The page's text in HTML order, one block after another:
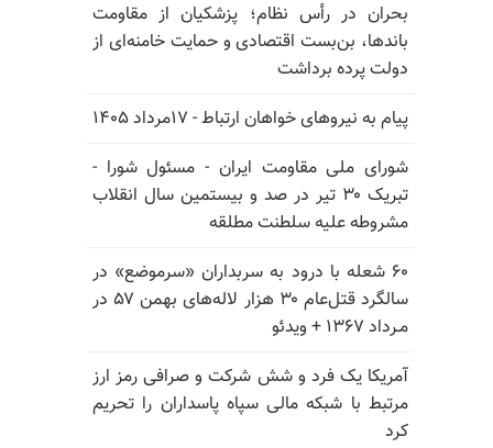
بحران در رأس نظام؛ پزشکیان از مقاومت
باندها، بن‌بست اقتصادی و حمایت خامنه‌ای از
دولت پرده برداشت
پیام به نیروهای خواهان ارتباط - ۱۷مرداد ۱۴۰۵
شورای ملی مقاومت ایران - مسئول شورا -
تبریک ۳۰ تیر در صد و بیستمین سال انقلاب
مشروطه علیه سلطنت مطلقه
۶۰ شعله با درود به سربداران «سرموضع» در
سالگرد قتل‌عام ۳۰ هزار لاله‌های بهمن ۵۷ در
مـرداد ۱۳۶۷ + ویدئو
آمریکا یک فرد و شش شرکت و صرافی رمز ارز
مرتبط با شبکه مالی سپاه پاسداران را تحریم
کرد